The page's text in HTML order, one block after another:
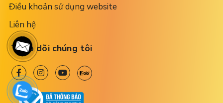
Điều khoản sử dụng website
Liên hệ
Theo dõi chúng tôi